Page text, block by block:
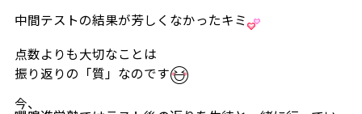
中間テストの結果が芳しくなかったキミ
点数よりも大切なことは
振り返りの「質」なのです
今、